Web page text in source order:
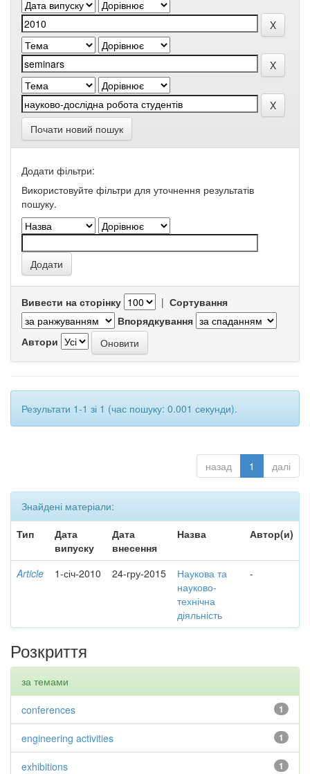
Почати новий пошук
Додати фільтри:
Використовуйте фільтри для уточнення результатів
пошуку.
Вивести на сторінку | Сортування
Впорядкування
Автори
Результати 1-1 зі 1 (час пошуку: 0.001 секунди).
назад 1 далі
Знайдені матеріали:
Тип
Дата
випуску
Дата
внесення
Назва Автор(и)
Article 1-січ-2010 24-гру-2015
Наукова та
науково-
технічна
діяльність
-
Розкриття
за темами
1
conferences
1
engineering activities
1
exhibitions